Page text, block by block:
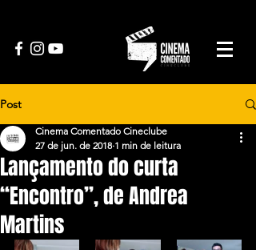
Post
Lançamento do curta
“Encontro”, de Andrea
Martins
Cinema Comentado Cineclube
27 de jun. de 2018 1 min de leitura